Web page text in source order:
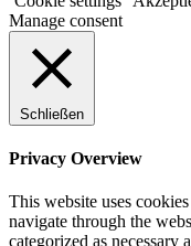
Manage consent
Schließen
Privacy Overview
This website uses
navigate through the
categorized as necessary